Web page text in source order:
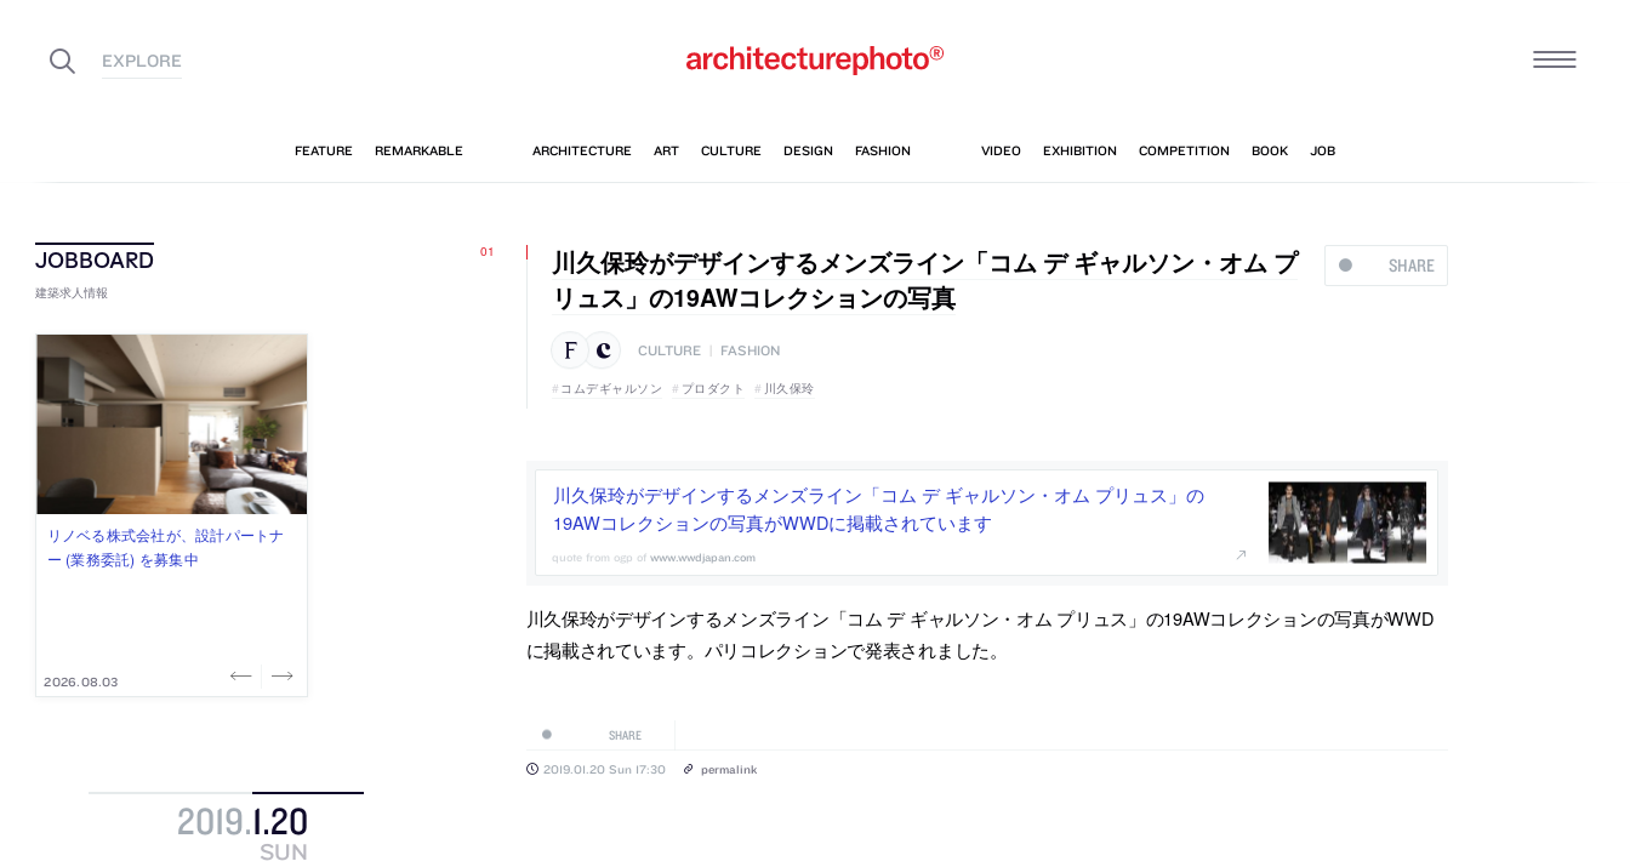
建築求人情報
古民家を軸に全国で“価値循環の仕組
み”を作り、リモートワーク主体の働
2026.08.03
リノベる株式会社が、設計パートナ
ー (業務委託) を募集中
2026.08.03
社会への影響力のある建築を手掛
け、スタッフ同士で助け合う環境づ
2026.07.31
代官山を拠点に活動する「梅澤竜也 /
ALA INC.」が、設計スタッフ・アル
2026.07.30
住宅や共同住宅などを手掛け、“合理
的でシンプルなデザイン”を志向する
2026.07.29
2019.1.20
SUN
SHARE
川久保玲がデザインするメンズライン「コム デ ギャルソン・オム プ
リュス」の19AWコレクションの写真
CULTURE | FASHION
コムデギャルソン プロダクト 川久保玲
川久保玲がデザインするメンズライン「コム デ ギャルソン・オム プリュス」の
19AWコレクションの写真がWWDに掲載されています
www.wwdjapan.com
川久保玲がデザインするメンズライン「コム デ ギャルソン・オム プリュス」の19AWコレクションの写真がWWD
に掲載されています。パリコレクションで発表されました。
SHARE
2019.01.20 Sun 17:30 permalink